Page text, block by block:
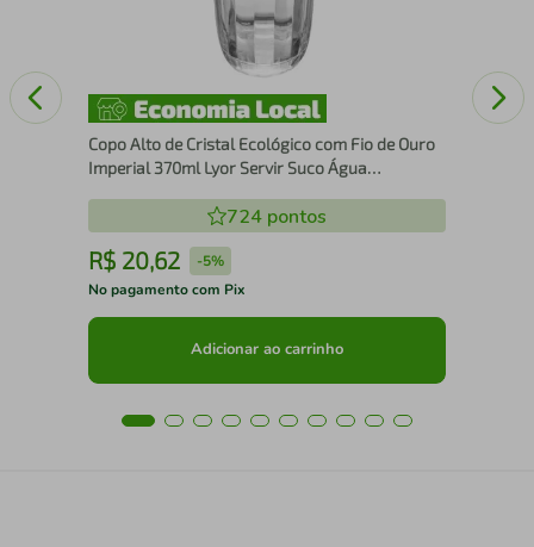
Copo Alto de Cristal Ecológico com Fio de Ouro
Imperial 370ml Lyor Servir Suco Água
724 pontos
R$ 20,62 -5%
No pagamento com Pix
Adicionar ao carrinho